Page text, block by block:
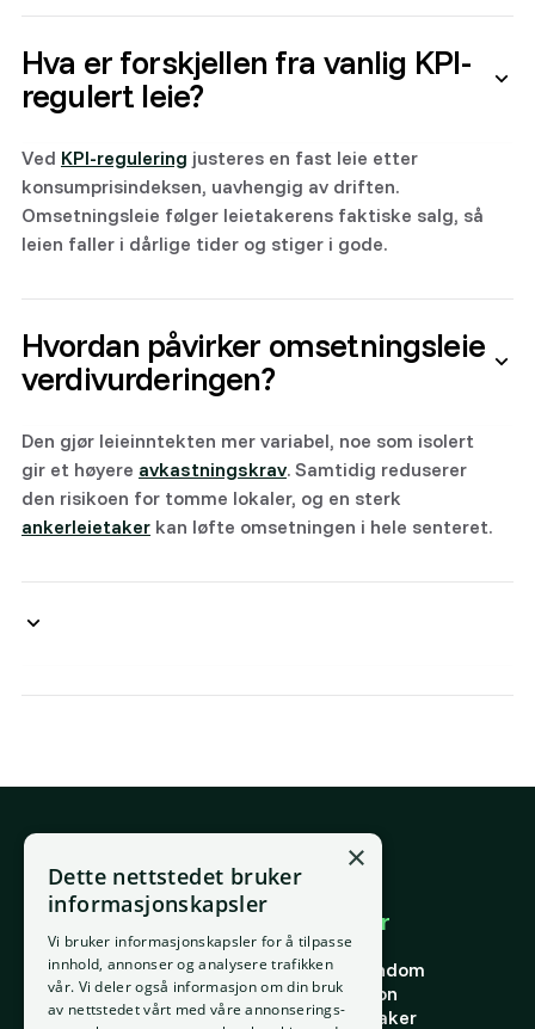
Hva er forskjellen fra vanlig KPI-
regulert leie?
Ved KPI-regulering justeres en fast leie etter
konsumprisindeksen, uavhengig av driften.
Omsetningsleie følger leietakerens faktiske salg, så
leien faller i dårlige tider og stiger i gode.
Hvordan påvirker omsetningsleie
verdivurderingen?
Den gjør leieinntekten mer variabel, noe som isolert
gir et høyere avkastningskrav. Samtidig reduserer
den risikoen for tomme lokaler, og en sterk
ankerleietaker kan løfte omsetningen i hele senteret.
E-post
support@placepoint.no
Selskapet
Hjem
Om oss
Ansatte
Kontakt oss
Brukområder
Forstå eiendom
Finne riktig eiendom
Finn riktig person
Finn riktig leietaker
×
Dette nettstedet bruker
informasjonskapsler
Vi bruker informasjonskapsler for å tilpasse
innhold, annonser og analysere trafikken
vår. Vi deler også informasjon om din bruk
av nettstedet vårt med våre annonserings-